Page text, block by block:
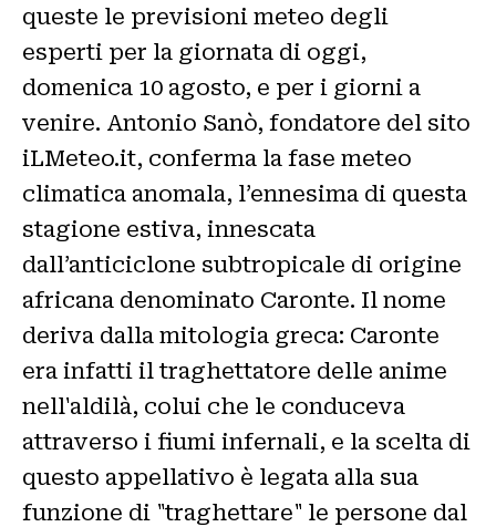
queste le previsioni meteo degli
esperti per la giornata di oggi,
domenica 10 agosto, e per i giorni a
venire. Antonio Sanò, fondatore del sito
iLMeteo.it, conferma la fase meteo
climatica anomala, l’ennesima di questa
stagione estiva, innescata
dall’anticiclone subtropicale di origine
africana denominato Caronte. Il nome
deriva dalla mitologia greca: Caronte
era infatti il traghettatore delle anime
nell'aldilà, colui che le conduceva
attraverso i fiumi infernali, e la scelta di
questo appellativo è legata alla sua
funzione di "traghettare" le persone dal